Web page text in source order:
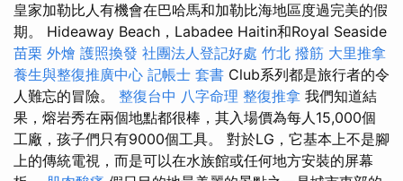
皇家加勒比人有機會在巴哈馬和加勒比海地區度過完美的假
期。 Hideaway Beach，Labadee Haitin和Royal Seaside
苗栗 外燴 護照換發 社團法人登記好處 竹北 撥筋 大里推拿
養生與整復推廣中心 記帳士 套書 Club系列都是旅行者的令
人難忘的冒險。 整復台中 八字命理 整復推拿 我們知道結
果，熔岩秀在兩個地點都很棒，其入場價為每人15,000個
工廠，孩子們只有9000個工具。 對於LG，它基本上不是腳
上的傳統電視，而是可以在水族館或任何地方安裝的屏幕